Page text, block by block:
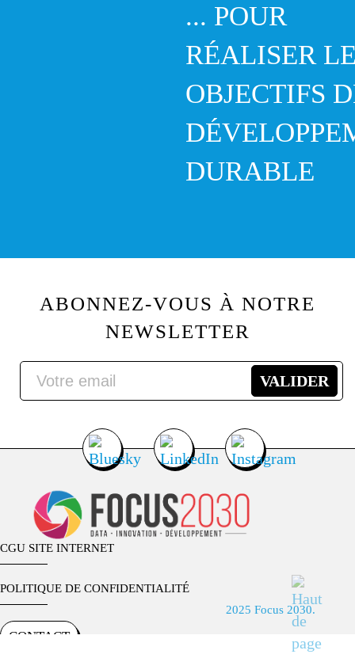
... POUR
RÉALISER
OBJECTIFS
DURABLE
ABONNEZ-VOUS À NOTRE
NEWSLETTER
CGU SITE INTERNET
POLITIQUE DE CONFIDENTIALITÉ
CONTACT
2025 Focus 2030.